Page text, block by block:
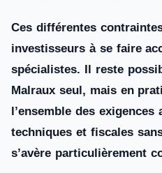
Ces différentes
investisseurs à se faire
spécialistes. Il reste
Malraux seul, mais en
l’ensemble des exigences
techniques et fiscales
s’avère particulièrement